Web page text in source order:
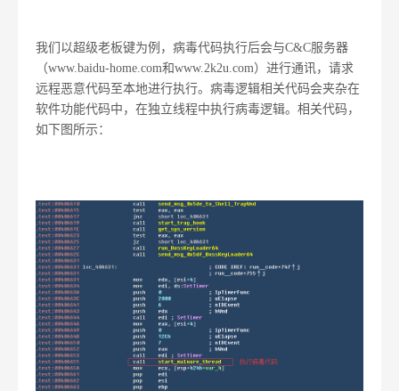
我们以超级老板键为例，病毒代码执行后会与C&C服务器
（www.baidu-home.com和www.2k2u.com）进行通讯，请求
远程恶意代码至本地进行执行。病毒逻辑相关代码会夹杂在
软件功能代码中，在独立线程中执行病毒逻辑。相关代码，
如下图所示：